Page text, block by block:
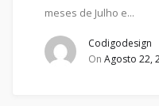
meses de Julho e…
Codigodesign
On Agosto 22,